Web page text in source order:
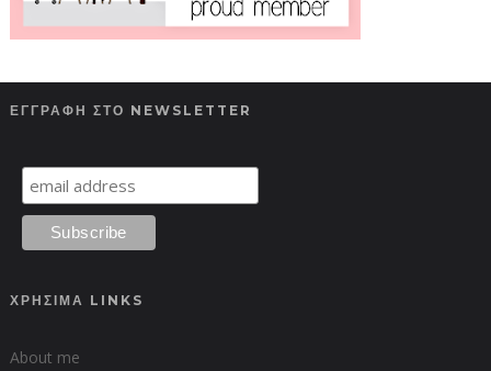
ΕΓΓΡΑΦΗ ΣΤΟ NEWSLETTER
ΧΡΗΣΙΜΑ LINKS
About me